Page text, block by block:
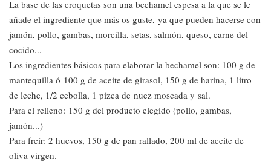
La base de las croquetas son una bechamel espesa a la que se le
añade el ingrediente que más os guste, ya que pueden hacerse con
jamón, pollo, gambas, morcilla, setas, salmón, queso, carne del
cocido...
Los ingredientes básicos para elaborar la bechamel son: 100 g de
mantequilla ó 100 g de aceite de girasol, 150 g de harina, 1 litro
de leche, 1/2 cebolla, 1 pizca de nuez moscada y sal.
Para el relleno: 150 g del producto elegido (pollo, gambas,
jamón...)
Para freír: 2 huevos, 150 g de pan rallado, 200 ml de aceite de
oliva virgen.